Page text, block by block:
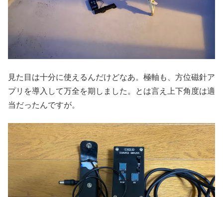
見た目は十分に使えるんだけどなあ。極軸も、方位磁針ア
プリを導入して万全を期しました。とは言え上下角度は適
当だったんですが。